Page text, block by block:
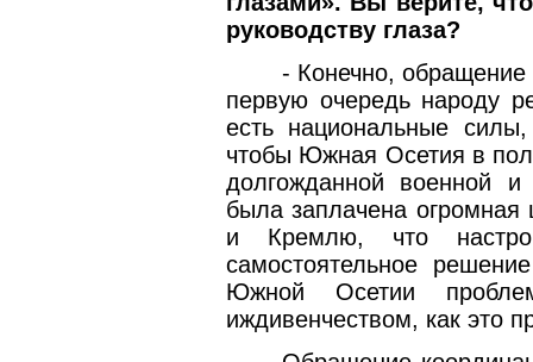
руководству глаза?
- Конечно, обращение
первую очередь народу
есть национальные
чтобы Южная Осетия в
долгожданной военной
была заплачена
и Кремлю, что
самостоятельное
Южной Осетии
иждивенчеством, как это